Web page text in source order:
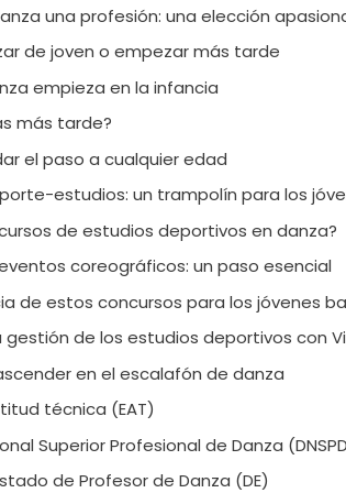
una profesión: una elección
de joven o empezar más tarde
empieza en la infancia
más tarde?
el paso a cualquier edad
estudios: un trampolín para los
de estudios deportivos en danza?
coreográficos: un paso esencial
de estos concursos para los jóvenes
gestión de los estudios deportivos con
en el escalafón de danza
técnica (EAT)
Superior Profesional de Danza
de Profesor de Danza (DE)